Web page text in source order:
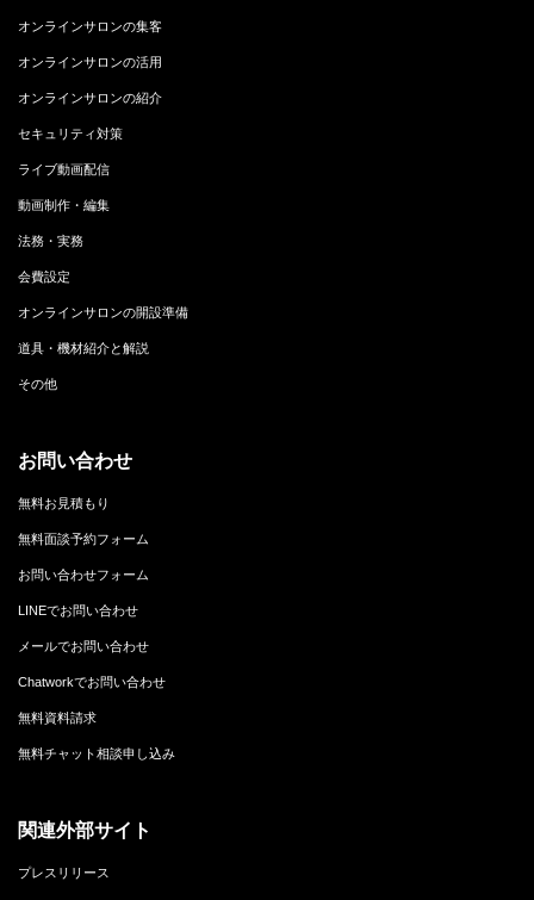
オンラインサロンの集客
オンラインサロンの活用
オンラインサロンの紹介
セキュリティ対策
ライブ動画配信
動画制作・編集
法務・実務
会費設定
オンラインサロンの開設準備
道具・機材紹介と解説
その他
お問い合わせ
無料お見積もり
無料面談予約フォーム
お問い合わせフォーム
LINEでお問い合わせ
メールでお問い合わせ
Chatworkでお問い合わせ
無料資料請求
無料チャット相談申し込み
関連外部サイト
プレスリリース